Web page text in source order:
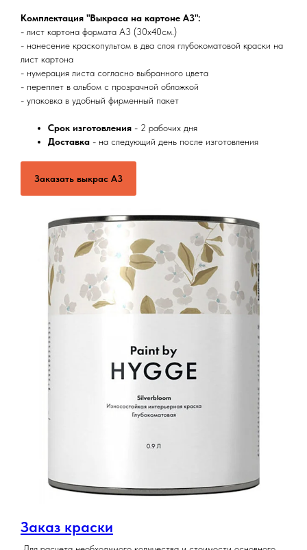
Комплектация "Выкраса на картоне А3":
- лист картона формата А3 (30х40см.)
- нанесение краскопультом в два слоя глубокоматовой краски на
лист картона
- нумерация листа согласно выбранного цвета
- переплет в альбом с прозрачной обложкой
- упаковка в удобный фирменный пакет
Срок изготовления - 2 рабочих дня
Доставка - на следующий день после изготовления
Заказать выкрас А3
Заказ краски